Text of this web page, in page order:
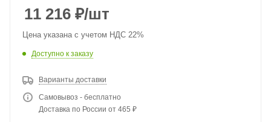
11 216 ₽/шт
Цена указана с учетом НДС 22%
Доступно к заказу
Варианты доставки
Самовывоз - бесплатно
Доставка по России от 465 ₽